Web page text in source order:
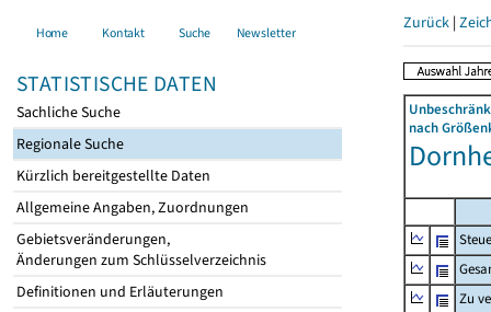
Home Kontakt Suche Newsletter
STATISTISCHE DATEN
Sachliche Suche
Regionale Suche
Kürzlich bereitgestellte Daten
Allgemeine Angaben, Zuordnungen
Gebietsveränderungen,
Änderungen zum Schlüsselverzeichnis
Definitionen und Erläuterungen
Zurück |
nach
Zu